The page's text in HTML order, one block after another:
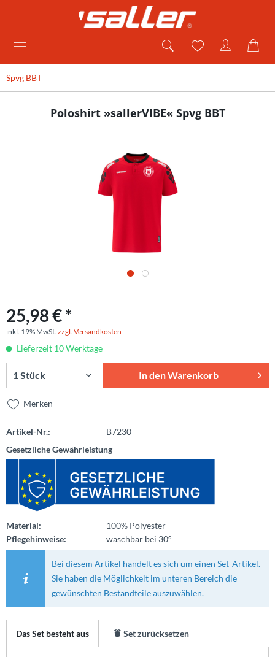
Spvg BBT
Poloshirt »sallerVIBE« Spvg BBT
25,98 € *
inkl. 19% MwSt. zzgl. Versandkosten
Lieferzeit 10 Werktage
In denWarenkorb
Merken
Artikel-Nr.:
B7230
Gesetzliche Gewährleistung
Material:
100% Polyester
Pflegehinweise:
waschbar bei 30°
Bei diesem Artikel handelt es sich um einen Set-Artikel.
Sie haben die Möglichkeit im unteren Bereich die
gewünschten Bestandteile auszuwählen.
Das Set besteht aus Set zurücksetzen